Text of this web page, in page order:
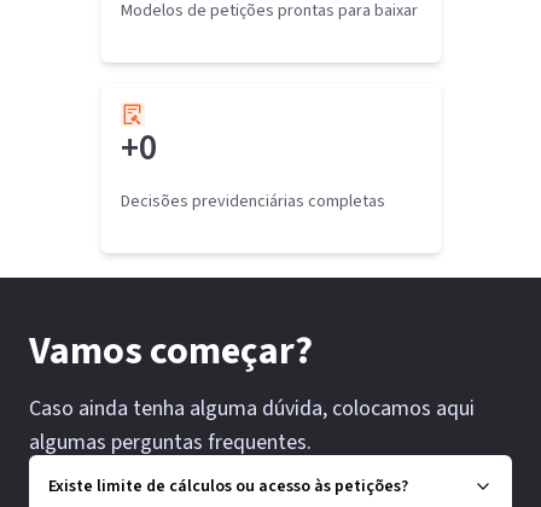
Modelos de petições prontas para baixar
+0
Decisões previdenciárias completas
Vamos começar?
Caso ainda tenha alguma dúvida, colocamos aqui
algumas perguntas frequentes.
Existe limite de cálculos ou acesso às petições?